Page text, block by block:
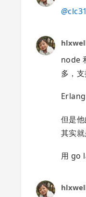
@
node
多，
但是
其实
用 go